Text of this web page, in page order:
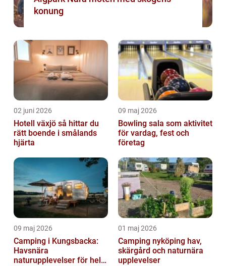
konung
02 juni 2026
Hotell växjö så hittar du
rätt boende i smålands
hjärta
09 maj 2026
Bowling sala som aktivitet
för vardag, fest och
företag
09 maj 2026
Camping i Kungsbacka:
Havsnära
naturupplevelser för hela
01 maj 2026
Camping nyköping hav,
skärgård och naturnära
upplevelser